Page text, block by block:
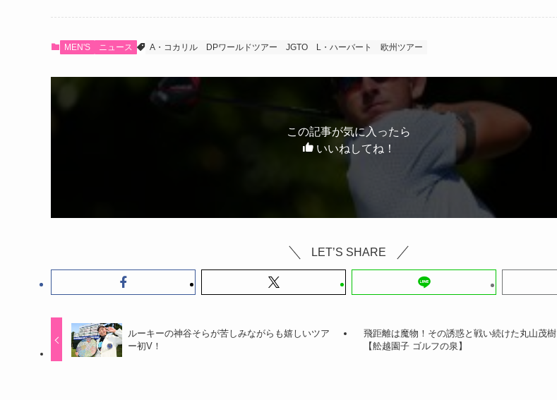
MEN'S ニュース A・コカリル DPワールドツアー JGTO L・ハーバート 欧州ツアー
この記事が気に入ったら
いいねしてね！
LET’S SHARE
ルーキーの神谷そらが苦しみながらも嬉しいツア
ー初V！
飛距離は魔物！その誘惑と戦い続けた丸山茂樹
【舩越園子 ゴルフの泉】